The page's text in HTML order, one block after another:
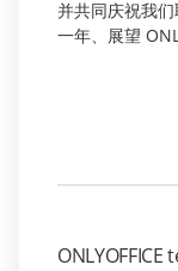
并共同庆祝我
一年、展望